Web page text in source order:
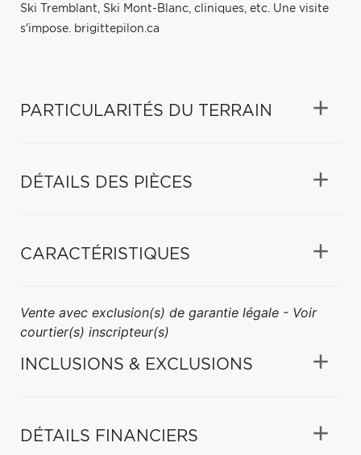
Ski Tremblant, Ski Mont-Blanc, cliniques, etc. Une visite
s'impose. brigittepilon.ca
PARTICULARITÉS DU TERRAIN
DÉTAILS DES PIÈCES
CARACTÉRISTIQUES
Vente avec exclusion(s) de garantie légale - Voir
courtier(s) inscripteur(s)
INCLUSIONS & EXCLUSIONS
DÉTAILS FINANCIERS